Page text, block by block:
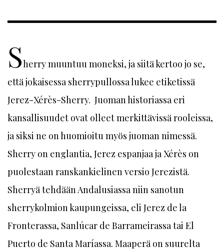
Sherry muuntuu moneksi, ja siitä kertoo jo se,
että jokaisessa sherrypullossa lukee etiketissä
Jerez-Xérès-Sherry. Juoman historiassa eri
kansallisuudet ovat olleet merkittävissä rooleissa,
ja siksi ne on huomioitu myös juoman nimessä.
Sherry on englantia, Jerez espanjaa ja Xérès on
puolestaan ranskankielinen versio Jerezistä.
Sherryä tehdään Andalusiassa niin sanotun
sherrykolmion kaupungeissa, eli Jerez de la
Fronterassa, Sanlúcar de Barrameirassa tai El
Puerto de Santa Maríassa. Maaperä on suurelta